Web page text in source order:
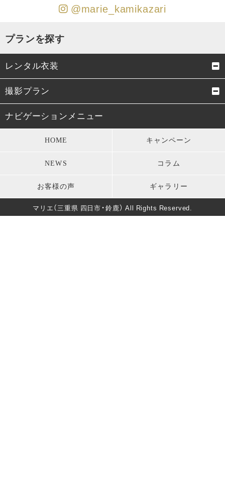
@marie_kamikazari
プランを探す
レンタル衣装
成人式振袖
男性成人式袴
七五三衣装 留袖・訪問着・振袖
モーニング・礼服 パーティードレス
キッズ衣装 長寿のお祝い
葬儀・法要
撮影プラン
成人式前撮り
ィング
バースデー マタニティフォト
ナビゲーションメニュー
HOME キャンペーン
NEWS コラム
お客様の声 ギャラリー
マリエ（三重県 四日市・鈴鹿） All Rights Reserved.